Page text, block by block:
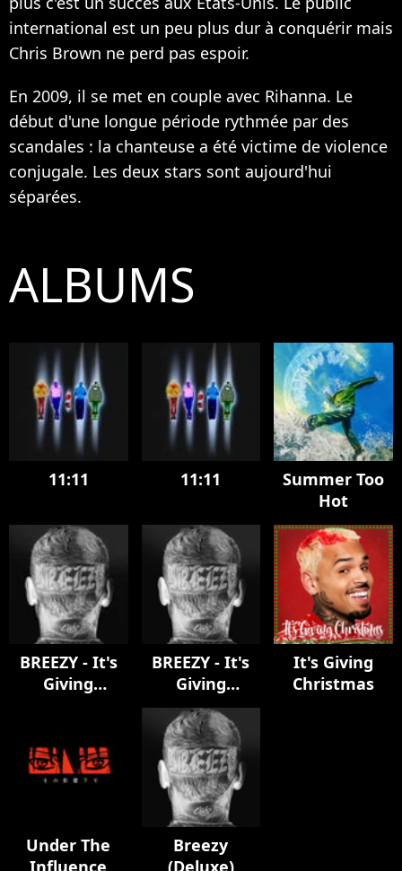
international est un peu plus dur à conquérir mais
Chris Brown ne perd pas espoir.
En 2009, il se met en couple avec Rihanna. Le
début d'une longue période rythmée par des
scandales : la chanteuse a été victime de violence
conjugale. Les deux stars sont aujourd'hui
séparées.
ALBUMS
11:11 11:11
Summer Too
Hot
BREEZY - It's
Giving
BREEZY - It's
Giving
Christmas
It's Giving
Christmas
Under The
Influence
Breezy
(Deluxe)